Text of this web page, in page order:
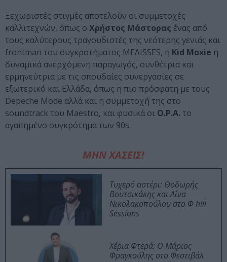
Ξεχωριστές στιγμές αποτελούν οι συμμετοχές
καλλιτεχνών, όπως ο Χρήστος Μάστορας ένας από
τους καλύτερους τραγουδιστές της νεότερης γενιάς και
frontman του συγκροτήματος MEΛΙSSES, η Kid Moxie η
δυναμικά ανερχόμενη παραγωγός, συνθέτρια και
ερμηνεύτρια με τις σπουδαίες συνεργασίες σε
εξωτερικό και Ελλάδα, όπως η πιο πρόσφατη με τους
Depeche Mode αλλά και η συμμετοχή της στο
soundtrack του Maestro, και φυσικά οι O.P.A. το
αγαπημένο συγκρότημα των 90s.
ΜΗΝ ΧΑΣΕΙΣ!
Τυχερό αστέρι: Θοδωρής
Βουτσικάκης και Λίνα
Νικολακοπούλου στο Φ hill
Sessions
Χέρια Φτερά: Ο Μάριος
Φραγκούλης στο Φεστιβάλ